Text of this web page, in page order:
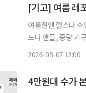
[기고] 여름 레
여름철엔 헬스나
드나 핸들, 중량 기
2026-08-07 12:00